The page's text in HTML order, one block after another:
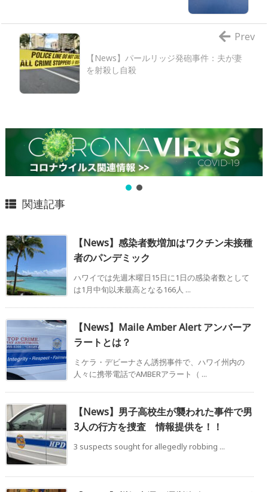
【News】パールリッジ発砲事件：夫が妻
を射殺し自殺
Prev
関連記事
【News】感染者数増加はワクチン未接種
者のパンデミック
ハワイでは先週木曜日15日に1日の感染者数として
は1月中旬以来最高となる166人 ...
【News】Maile Amber Alert アンバーア
ラートとは？
ミケラ・デビーナさん誘拐事件で、ハワイ州内の
人々に携帯電話でAMBERアラート（ ...
【News】男子高校生が襲われた事件で男
3人の行方を捜査 情報提供を！！
3 suspects sought for allegedly robbing ...